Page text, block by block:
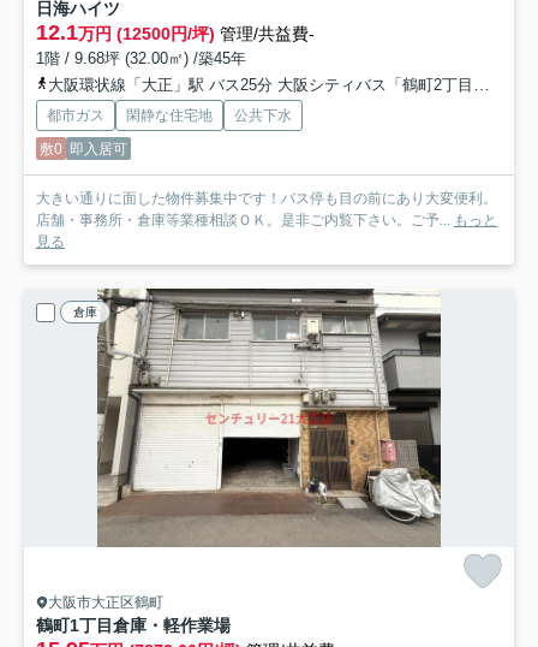
日海ハイツ
12.1万円 (12500円/坪) 管理/共益費-
1階 / 9.68坪 (32.00㎡) /築45年
大阪環状線「大正」駅 バス25分 大阪シティバス「鶴町2丁目」 停歩1分
都市ガス 閑静な住宅地
公共下水
敷0 即入居可
大きい通りに面した物件募集中です！バス停も目の前にあり大変便利。
店舗・事務所・倉庫等業種相談ＯＫ。是非ご内覧下さい。ご予... もっと
見る
倉庫
大阪市大正区鶴町
鶴町1丁目倉庫・軽作業場